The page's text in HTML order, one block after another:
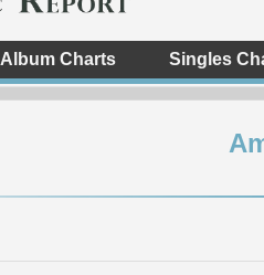
Album Charts Singles